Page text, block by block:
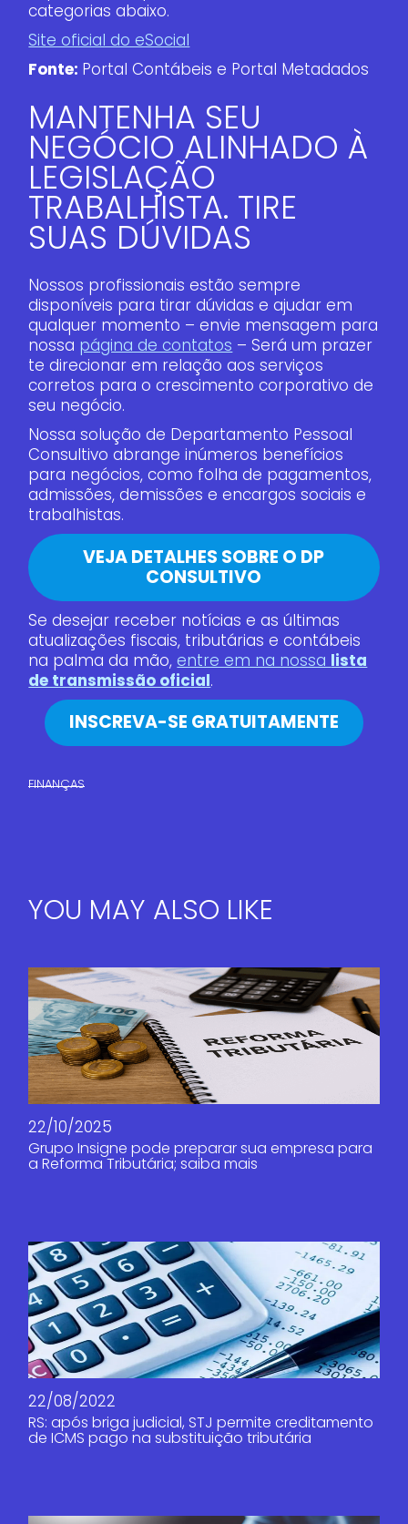
categorias abaixo.
Site oficial do eSocial
Fonte: Portal Contábeis e Portal Metadados
MANTENHA SEU
NEGÓCIO ALINHADO À
LEGISLAÇÃO
TRABALHISTA. TIRE
SUAS DÚVIDAS
Nossos profissionais estão sempre
disponíveis para tirar dúvidas e ajudar em
qualquer momento – envie mensagem para
nossa página de contatos – Será um prazer
te direcionar em relação aos serviços
corretos para o crescimento corporativo de
seu negócio.
Nossa solução de Departamento Pessoal
Consultivo abrange inúmeros benefícios
para negócios, como folha de pagamentos,
admissões, demissões e encargos sociais e
trabalhistas.
VEJA DETALHES SOBRE O DP
CONSULTIVO
Se desejar receber notícias e as últimas
atualizações fiscais, tributárias e contábeis
na palma da mão,entre em na nossa lista
de transmissão oficial.
INSCREVA-SE GRATUITAMENTE
FINANÇAS​
YOU MAY ALSO LIKE
22/10/2025
Grupo Insigne pode preparar sua empresa para
a Reforma Tributária; saiba mais
22/08/2022
RS: após briga judicial, STJ permite creditamento
de ICMS pago na substituição tributária